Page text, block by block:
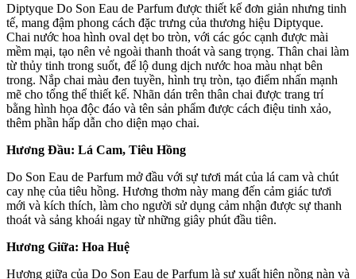
Diptyque Do Son Eau de Parfum được thiết kế đơn giản nhưng tinh
tế, mang đậm phong cách đặc trưng của thương hiệu Diptyque.
Chai nước hoa hình oval dẹt bo tròn, với các góc cạnh được mài
mềm mại, tạo nên vẻ ngoài thanh thoát và sang trọng. Thân chai làm
từ thủy tinh trong suốt, để lộ dung dịch nước hoa màu nhạt bên
trong. Nắp chai màu đen tuyền, hình trụ tròn, tạo điểm nhấn mạnh
mẽ cho tổng thể thiết kế. Nhãn dán trên thân chai được trang trí
bằng hình họa độc đáo và tên sản phẩm được cách điệu tinh xảo,
thêm phần hấp dẫn cho diện mạo chai.
Hương Đầu: Lá Cam, Tiêu Hồng
Do Son Eau de Parfum mở đầu với sự tươi mát của lá cam và chút
cay nhẹ của tiêu hồng. Hương thơm này mang đến cảm giác tươi
mới và kích thích, làm cho người sử dụng cảm nhận được sự thanh
thoát và sảng khoái ngay từ những giây phút đầu tiên.
Hương Giữa: Hoa Huệ
Hương giữa của Do Son Eau de Parfum là sự xuất hiện nồng nàn và